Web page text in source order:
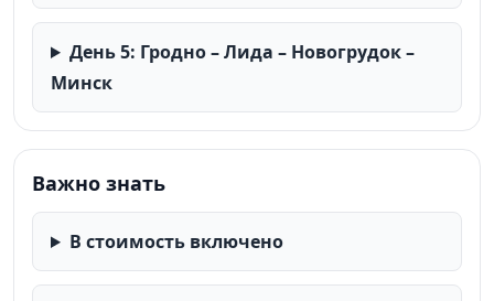
День 5: Гродно – Лида – Новогрудок –
Минск
Важно знать
В стоимость включено